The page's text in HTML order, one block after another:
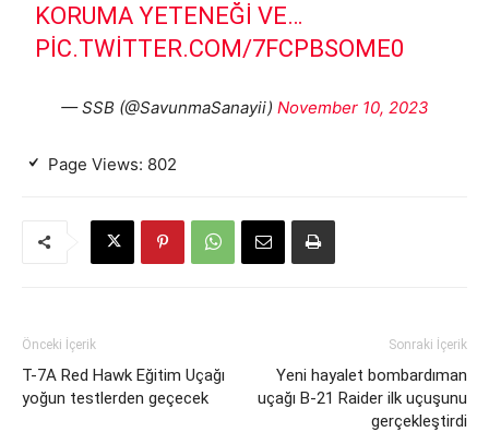
KORUMA YETENEĞI VE…
PIC.TWITTER.COM/7FCPBSOME0
— SSB (@SavunmaSanayii) November 10, 2023
Page Views: 802
Önceki İçerik
T-7A Red Hawk Eğitim Uçağı
yoğun testlerden geçecek
Sonraki İçerik
Yeni hayalet bombardıman
uçağı B-21 Raider ilk uçuşunu
gerçekleştirdi